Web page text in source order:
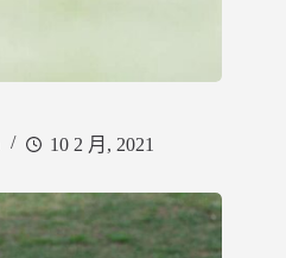
10 2 月, 2021